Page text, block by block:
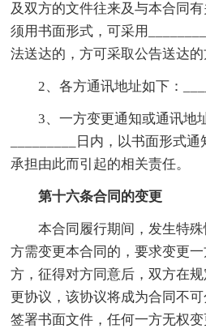
及双方的文件往来及与本合同
须用书面形式，可采用
法送达的，方可采取公告送达的
2、各方通讯地址如下：
3、一方变更通知或通讯地
_________日内，以书面形式
承担由此而引起的相关责任。
第十六条合同的变更
本合同履行期间，发生特
方需变更本合同的，要求变更
方，征得对方同意后，双方在
更协议，该协议将成为合同不
签署书面文件，任何一方无权